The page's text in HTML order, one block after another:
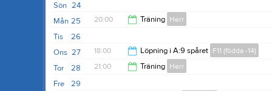
24
Sön
25
Mån 20:00 Träning Herr
21:30
26
Tis
27
Ons 18:00 Löpning i A:9 spåret F11 (födda -14)
28
Tor 21:00 Träning Herr
29
Fre